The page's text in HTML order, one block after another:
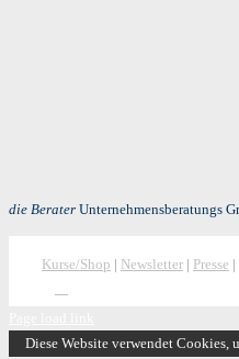
die Berater Unternehmensberatungs
Kurse/Shop | Newsletter | Presse |
Diese Website verwendet Cookies,